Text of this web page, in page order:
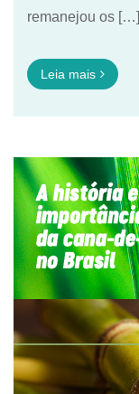
remanejou os […]
Leia mais